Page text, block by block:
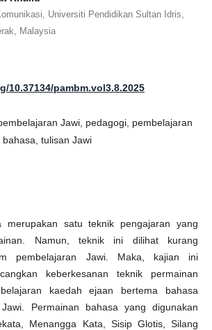
Universiti Pendidikan Sultan Idris,
Malaysia
10.37134/pambm.vol3.8.2025
Jawi, pedagogi, pembelajaran
tulisan Jawi
merupakan satu teknik pengajaran yang
Namun, teknik ini dilihat kurang
pembelajaran Jawi. Maka, kajian ini
keberkesanan teknik permainan
kaedah ejaan bertema bahasa
Permainan bahasa yang digunakan
Menangga Kata, Sisip Glotis, Silang